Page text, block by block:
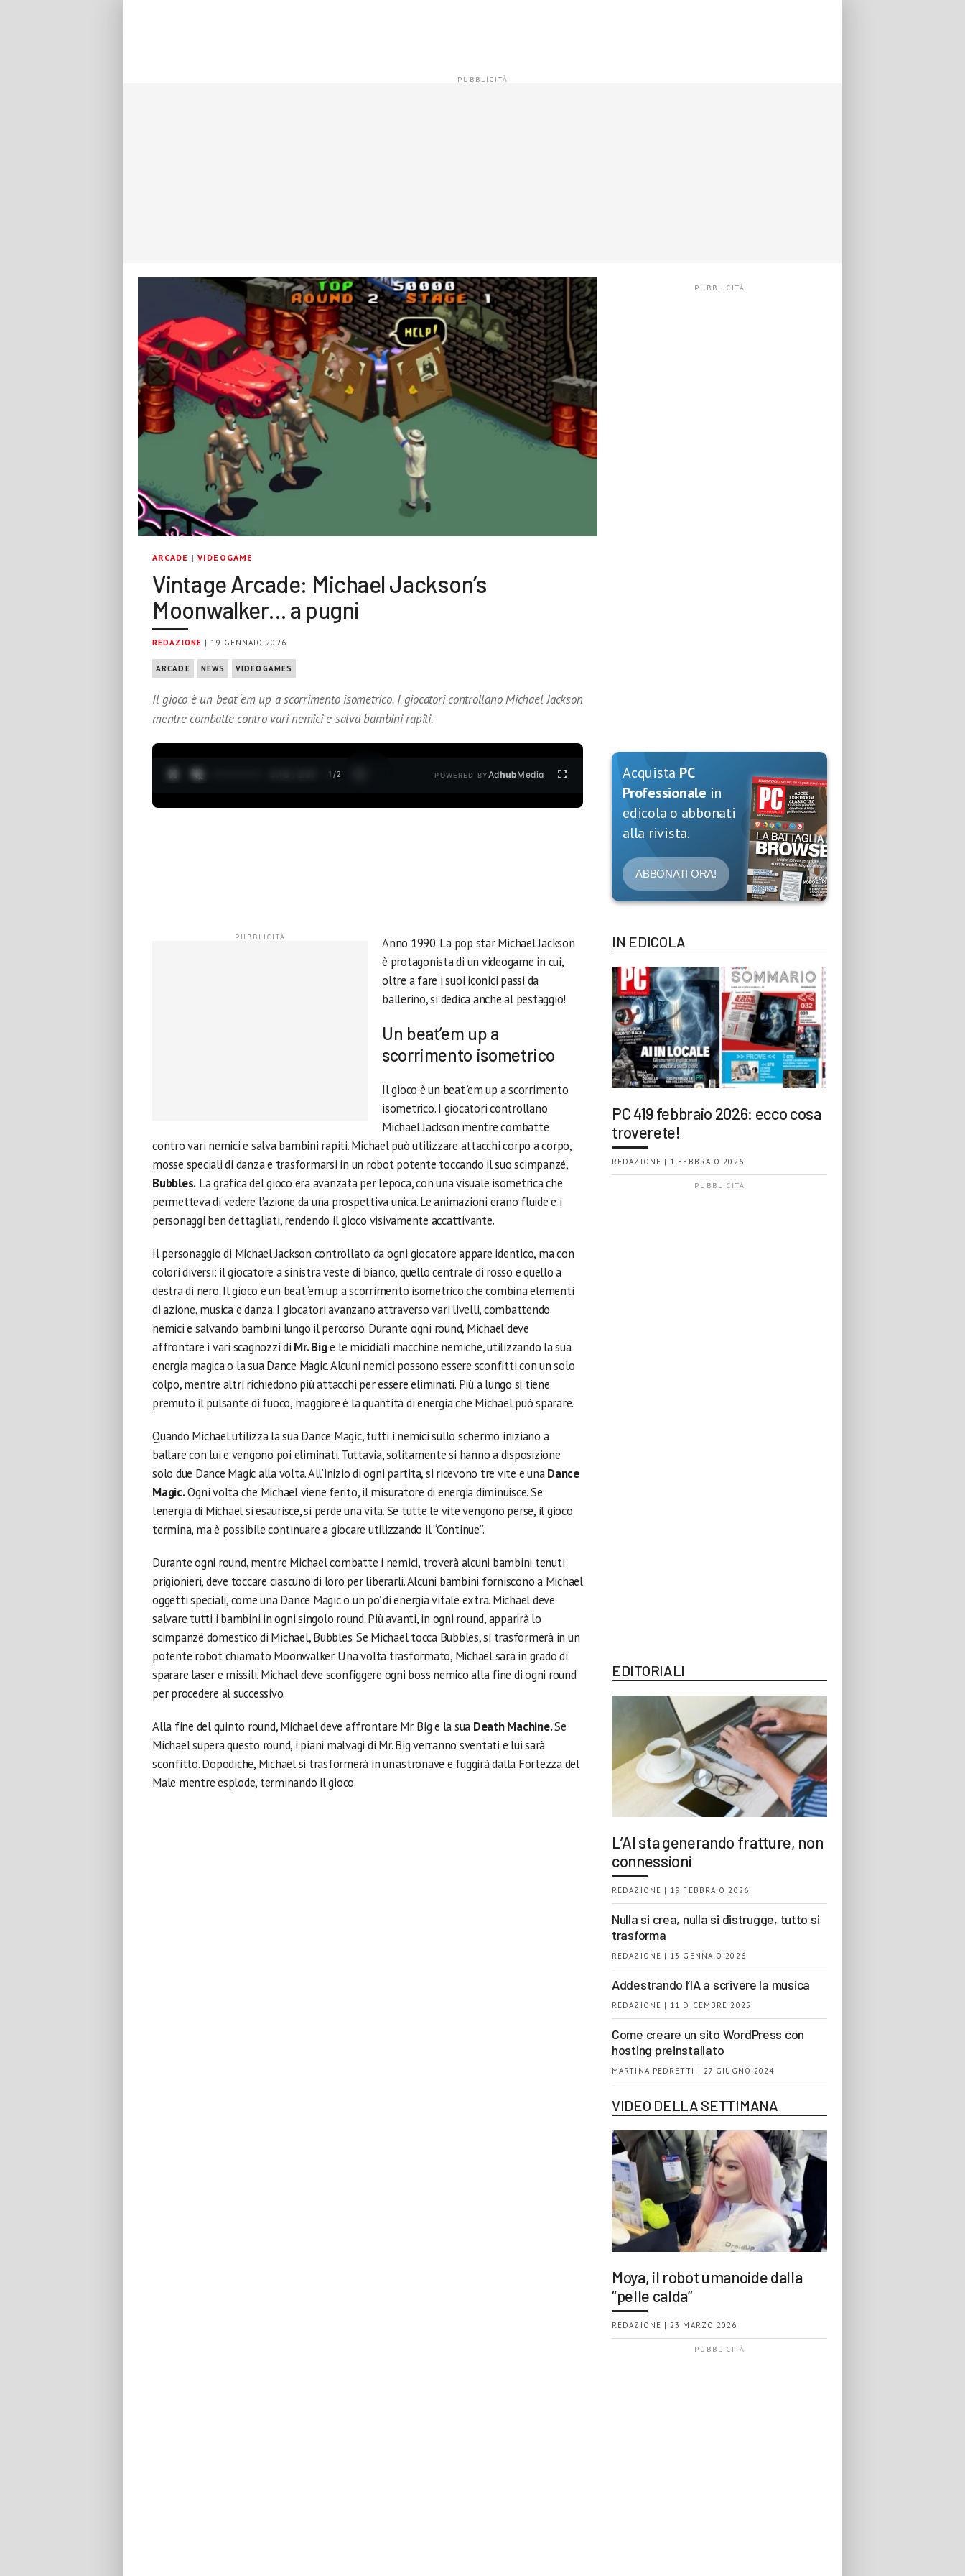
ARCADE | VIDEOGAME
Vintage Arcade: Michael Jackson’s
Moonwalker… a pugni
REDAZIONE | 19 GENNAIO 2026
ARCADE NEWS VIDEOGAMES
Il gioco è un beat ‘em up a scorrimento isometrico. I giocatori controllano Michael Jackson
mentre combatte contro vari nemici e salva bambini rapiti.
1 /2 POWERED BYAdhubMedia
Anno 1990. La pop star Michael Jackson
è protagonista di un videogame in cui,
oltre a fare i suoi iconici passi da
ballerino, si dedica anche al pestaggio!
Un beat’em up a
scorrimento isometrico
Il gioco è un beat ‘em up a scorrimento
isometrico. I giocatori controllano
Michael Jackson mentre combatte
contro vari nemici e salva bambini rapiti. Michael può utilizzare attacchi corpo a corpo,
mosse speciali di danza e trasformarsi in un robot potente toccando il suo scimpanzé,
Bubbles. La grafica del gioco era avanzata per l’epoca, con una visuale isometrica che
permetteva di vedere l’azione da una prospettiva unica. Le animazioni erano fluide e i
personaggi ben dettagliati, rendendo il gioco visivamente accattivante.
Il personaggio di Michael Jackson controllato da ogni giocatore appare identico, ma con
colori diversi: il giocatore a sinistra veste di bianco, quello centrale di rosso e quello a
destra di nero. Il gioco è un beat ‘em up a scorrimento isometrico che combina elementi
di azione, musica e danza. I giocatori avanzano attraverso vari livelli, combattendo
nemici e salvando bambini lungo il percorso. Durante ogni round, Michael deve
affrontare i vari scagnozzi di Mr. Bige le micidiali macchine nemiche, utilizzando la sua
energia magica o la sua Dance Magic. Alcuni nemici possono essere sconfitti con un solo
colpo, mentre altri richiedono più attacchi per essere eliminati. Più a lungo si tiene
premuto il pulsante di fuoco, maggiore è la quantità di energia che Michael può sparare.
Quando Michael utilizza la sua Dance Magic, tutti i nemici sullo schermo iniziano a
ballare con lui e vengono poi eliminati. Tuttavia, solitamente si hanno a disposizione
solo due Dance Magic alla volta. All’inizio di ogni partita, si ricevono tre vite e unaDance
Magic.Ogni volta che Michael viene ferito, il misuratore di energia diminuisce. Se
l’energia di Michael si esaurisce, si perde una vita. Se tutte le vite vengono perse, il gioco
termina, ma è possibile continuare a giocare utilizzando il “Continue”.
Durante ogni round, mentre Michael combatte i nemici, troverà alcuni bambini tenuti
prigionieri, deve toccare ciascuno di loro per liberarli. Alcuni bambini forniscono a Michael
oggetti speciali, come una Dance Magic o un po’ di energia vitale extra. Michael deve
salvare tutti i bambini in ogni singolo round. Più avanti, in ogni round, apparirà lo
scimpanzé domestico di Michael, Bubbles. Se Michael tocca Bubbles, si trasformerà in un
potente robot chiamato Moonwalker. Una volta trasformato, Michael sarà in grado di
sparare laser e missili. Michael deve sconfiggere ogni boss nemico alla fine di ogni round
per procedere al successivo.
Alla fine del quinto round, Michael deve affrontare Mr. Big e la sua Death Machine.Se
Michael supera questo round, i piani malvagi di Mr. Big verranno sventati e lui sarà
sconfitto. Dopodiché, Michael si trasformerà in un’astronave e fuggirà dalla Fortezza del
Male mentre esplode, terminando il gioco.
Acquista PC
Professionale in
edicola o abbonati
alla rivista.
ABBONATI ORA!
IN EDICOLA
PC 419 febbraio 2026: ecco cosa
troverete!
REDAZIONE | 1 FEBBRAIO 2026
EDITORIALI
L’AI sta generando fratture, non
connessioni
REDAZIONE | 19 FEBBRAIO 2026
Nulla si crea, nulla si distrugge, tutto si
trasforma
REDAZIONE | 13 GENNAIO 2026
Addestrando l’IA a scrivere la musica
REDAZIONE | 11 DICEMBRE 2025
Come creare un sito WordPress con
hosting preinstallato
MARTINA PEDRETTI | 27 GIUGNO 2024
VIDEO DELLA SETTIMANA
Moya, il robot umanoide dalla
“pelle calda”
REDAZIONE | 23 MARZO 2026